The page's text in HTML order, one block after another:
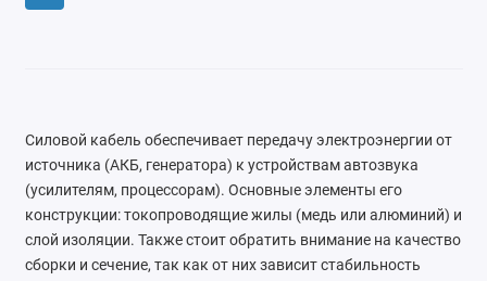
Силовой кабель обеспечивает передачу электроэнергии от
источника (АКБ, генератора) к устройствам автозвука
(усилителям, процессорам). Основные элементы его
конструкции: токопроводящие жилы (медь или алюминий) и
слой изоляции. Также стоит обратить внимание на качество
сборки и сечение, так как от них зависит стабильность